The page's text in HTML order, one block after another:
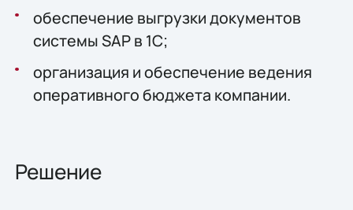
обеспечение выгрузки документов
системы SAP в 1С;
организация и обеспечение ведения
оперативного бюджета компании.
Решение